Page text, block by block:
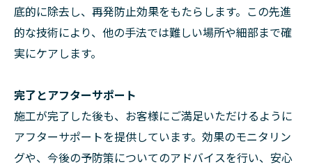
底的に除去し、再発防止効果をもたらします。この先進
的な技術により、他の手法では難しい場所や細部まで確
実にケアします。
完了とアフターサポート
施工が完了した後も、お客様にご満足いただけるように
アフターサポートを提供しています。効果のモニタリン
グや、今後の予防策についてのアドバイスを行い、安心